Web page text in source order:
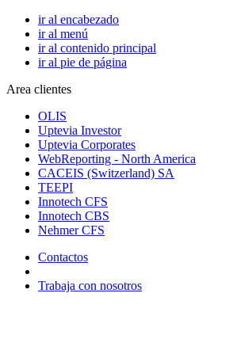
ir al encabezado
ir al menú
ir al contenido principal
ir al pie de página
Area clientes
OLIS
Uptevia Investor
Uptevia Corporates
WebReporting - North America
CACEIS (Switzerland) SA
TEEPI
Innotech CFS
Innotech CBS
Nehmer CFS
Contactos
Trabaja con nosotros